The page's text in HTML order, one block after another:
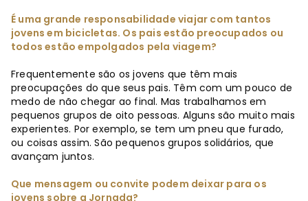
É uma grande responsabilidade viajar com tantos
jovens em bicicletas. Os pais estão preocupados ou
todos estão empolgados pela viagem?
Frequentemente são os jovens que têm mais
preocupações do que seus pais. Têm com um pouco de
medo de não chegar ao final. Mas trabalhamos em
pequenos grupos de oito pessoas. Alguns são muito mais
experientes. Por exemplo, se tem um pneu que furado,
ou coisas assim. São pequenos grupos solidários, que
avançam juntos.
Que mensagem ou convite podem deixar para os
jovens sobre a Jornada?